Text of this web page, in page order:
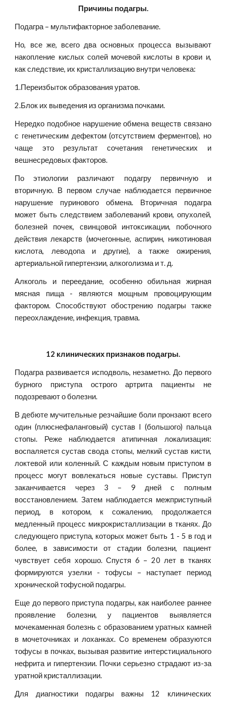
Причины подагры.
Подагра – мультифакторное заболевание.
Но, все же, всего два основных процесса вызывают
накопление кислых солей мочевой кислоты в крови и,
как следствие, их кристаллизацию внутри человека:
1.Переизбыток образования уратов.
2.Блок их выведения из организма почками.
Нередко подобное нарушение обмена веществ связано
с генетическим дефектом (отсутствием ферментов), но
чаще это результат сочетания генетических и
вешнесредовых факторов.
По этиологии различают подагру первичную и
вторичную. В первом случае наблюдается первичное
нарушение пуринового обмена. Вторичная подагра
может быть следствием заболеваний крови, опухолей,
болезней почек, свинцовой интоксикации, побочного
действия лекарств (мочегонные, аспирин, никотиновая
кислота, леводопа и другие), а также ожирения,
артериальной гипертензии, алкоголизма и т. д.
Алкоголь и переедание, особенно обильная жирная
мясная пища - являются мощным провоцирующим
фактором. Способствуют обострению подагры также
переохлаждение, инфекция, травма.
12 клинических признаков подагры.
Подагра развивается исподволь, незаметно. До первого
бурного приступа острого артрита пациенты не
подозревают о болезни.
В дебюте мучительные резчайшие боли пронзают всего
один (плюснефаланговый) сустав I (большого) пальца
стопы. Реже наблюдается атипичная локализация:
воспаляется сустав свода стопы, мелкий сустав кисти,
локтевой или коленный. С каждым новым приступом в
процесс могут вовлекаться новые суставы. Приступ
заканчивается через 3 – 9 дней с полным
восстановлением. Затем наблюдается межприступный
период, в котором, к сожалению, продолжается
медленный процесс микрокристаллизации в тканях. До
следующего приступа, которых может быть 1 - 5 в год и
более, в зависимости от стадии болезни, пациент
чувствует себя хорошо. Спустя 6 – 20 лет в тканях
формируются узелки - тофусы – наступает период
хронической тофусной подагры.
Еще до первого приступа подагры, как наиболее раннее
проявление болезни, у пациентов выявляется
мочекаменная болезнь с образованием уратных камней
в мочеточниках и лоханках. Со временем образуются
тофусы в почках, вызывая развитие интерстициального
нефрита и гипертензии. Почки серьезно страдают из-за
уратной кристаллизации.
Для диагностики подагры важны 12 клинических